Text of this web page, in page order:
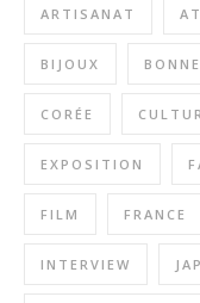
ARTISANAT
BIJOUX
CORÉE
EXPOSITION
FILM FRANCE
INTERVIEW